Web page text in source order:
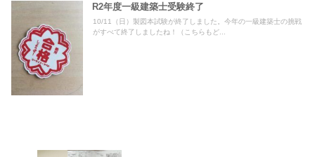
R2年度一級建築士受験終了
10/11（日）製図本試験が終了しました。今年の一級建築士の挑戦
がすべて終了しましたね！（こちらもど...